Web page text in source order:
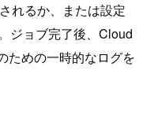
れるか、または設定
ジョブ完了後、Cloud
ための一時的なログを